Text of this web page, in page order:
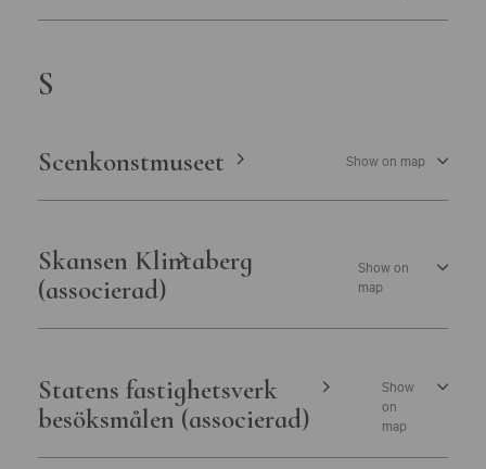
S
Scenkonstmuseet Show on map
Skansen Klintaberg
(associerad)
Show on
map
Statens fastighetsverk
besöksmålen (associerad)
Show
on
map